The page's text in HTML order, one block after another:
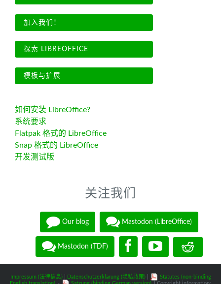
加入我们！
探索 LIBREOFFICE
模板与扩展
如何安装 LibreOffice?
系统要求
Flatpak 格式的 LibreOffice
Snap 格式的 LibreOffice
开发测试版
关注我们
Our blog Mastodon (LibreOffice)
Mastodon (TDF)
Impressum (法律信息)| Datenschutzerklärung (隐私政策)|
Statutes (non-binding